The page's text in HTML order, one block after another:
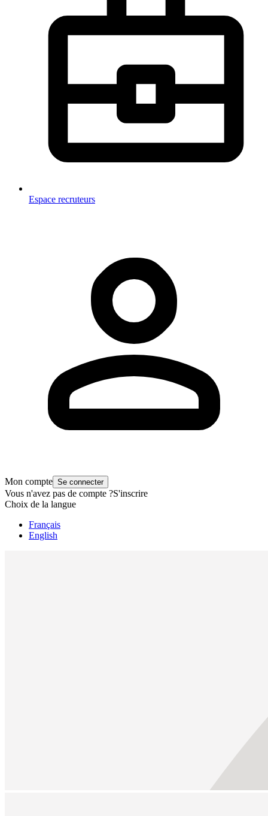
Espace recruteurs
Mon compte Se connecter
Vous n'avez pas de compte ?S'inscrire
Choix de la langue
Français
English